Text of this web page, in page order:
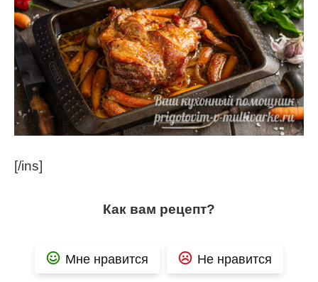
[/ins]
Как вам рецепт?
Мне нравится Не нравится